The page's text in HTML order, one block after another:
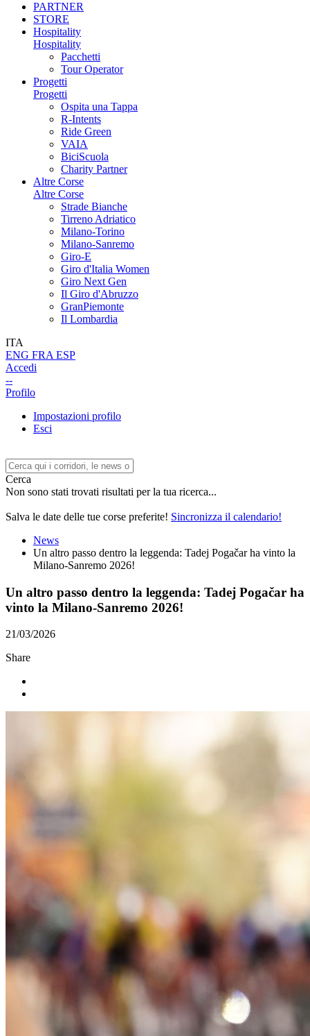
PARTNER
STORE
Hospitality
Hospitality
Pacchetti
Tour Operator
Progetti
Progetti
Ospita una Tappa
R-Intents
Ride Green
VAIA
BiciScuola
Charity Partner
Altre Corse
Altre Corse
Strade Bianche
Tirreno Adriatico
Milano-Torino
Milano-Sanremo
Giro-E
Giro d'Italia Women
Giro Next Gen
Il Giro d'Abruzzo
GranPiemonte
Il Lombardia
ITA
ENG FRA ESP
Accedi
--
Profilo
Impostazioni profilo
Esci
Cerca
Non sono stati trovati risultati per la tua ricerca...
Salva le date delle tue corse preferite! Sincronizza il calendario!
News
Un altro passo dentro la leggenda: Tadej Pogačar ha vinto la
Milano-Sanremo 2026!
Un altro passo dentro la leggenda: Tadej Pogačar ha
vinto la Milano-Sanremo 2026!
21/03/2026
Share